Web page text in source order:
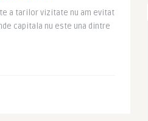
a tarilor vizitate nu am evitat
capitala nu este una dintre